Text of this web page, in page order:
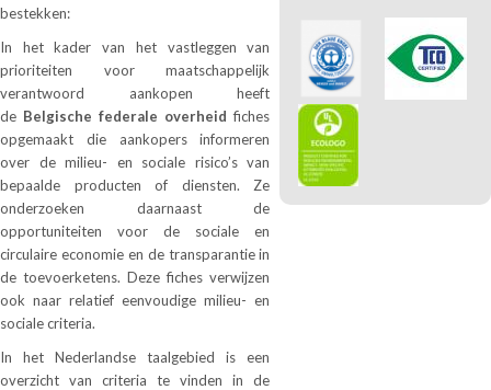
bestekken:
In het kader van het vastleggen van
prioriteiten voor maatschappelijk
verantwoord aankopen heeft
de Belgische federale overheid fiches
opgemaakt die aankopers informeren
over de milieu- en sociale risico’s van
bepaalde producten of diensten. Ze
onderzoeken daarnaast de
opportuniteiten voor de sociale en
circulaire economie en de transparantie in
de toevoerketens. Deze fiches verwijzen
ook naar relatief eenvoudige milieu- en
sociale criteria.
In het Nederlandse taalgebied is een
overzicht van criteria te vinden in de